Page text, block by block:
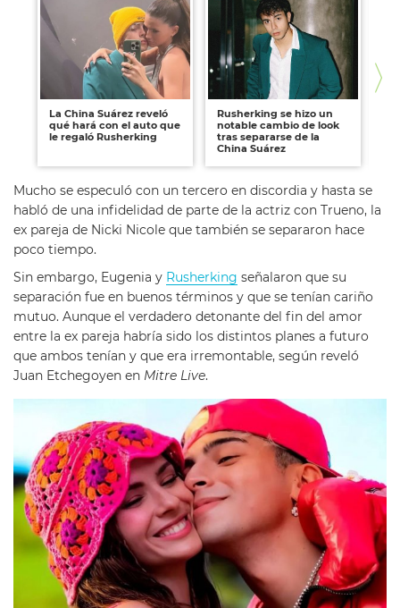
La China Suárez reveló
qué hará con el auto que
le regaló Rusherking
Rusherking se hizo un
notable cambio de look
tras separarse de la
China Suárez
Mucho se especuló con un tercero en discordia y hasta se
habló de una infidelidad de parte de la actriz con Trueno, la
ex pareja de Nicki Nicole que también se separaron hace
poco tiempo.
Sin embargo, Eugenia y Rusherking señalaron que su
separación fue en buenos términos y que se tenían cariño
mutuo. Aunque el verdadero detonante del fin del amor
entre la ex pareja habría sido los distintos planes a futuro
que ambos tenían y que era irremontable, según reveló
Juan Etchegoyen en Mitre Live.